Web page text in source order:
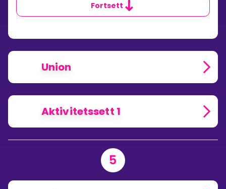
Fortsett
Union
Aktivitetssett 1
5